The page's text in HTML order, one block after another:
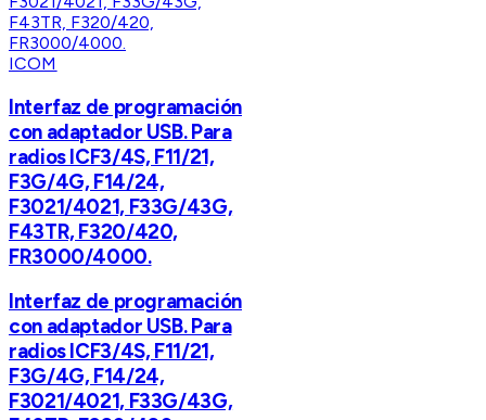
ICOM
Interfaz de programación
con adaptador USB. Para
radios ICF3/4S, F11/21,
F3G/4G, F14/24,
F3021/4021, F33G/43G,
F43TR, F320/420,
FR3000/4000.
Interfaz de programación
con adaptador USB. Para
radios ICF3/4S, F11/21,
F3G/4G, F14/24,
F3021/4021, F33G/43G,